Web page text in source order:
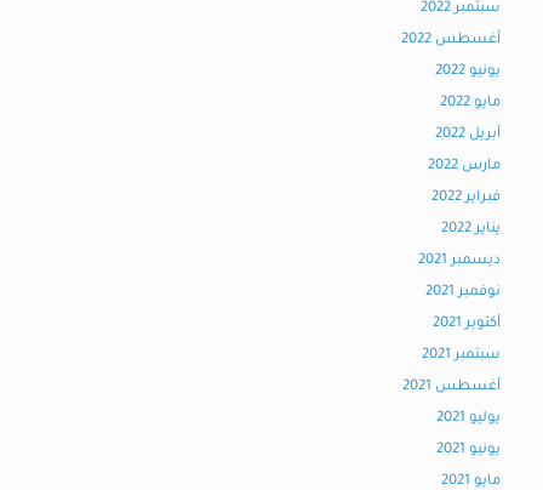
سبتمبر 2022
أغسطس 2022
يونيو 2022
مايو 2022
أبريل 2022
مارس 2022
فبراير 2022
يناير 2022
ديسمبر 2021
نوفمبر 2021
أكتوبر 2021
سبتمبر 2021
أغسطس 2021
يوليو 2021
يونيو 2021
مايو 2021